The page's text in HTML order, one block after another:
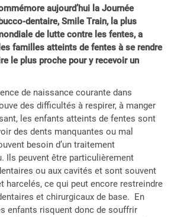
aujourd’hui la Journée
dentaire, Smile Train, la plus
de lutte contre les fentes, a
familles atteints de fentes à se rendre
le plus proche pour y recevoir un
de naissance courante dans
des difficultés à respirer, à manger
les enfants atteints de fentes sont
des dents manquantes ou mal
besoin d’un traitement
Ils peuvent être particulièrement
ou aux cavités et sont souvent
harcelés, ce qui peut encore restreindre
et chirurgicaux de base. En
enfants risquent donc de souffrir